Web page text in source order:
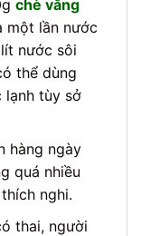
chè vằng
một lần nước
nước sôi
thể dùng
lạnh tùy sở
hàng ngày
quá nhiều
nghi.
thai, người